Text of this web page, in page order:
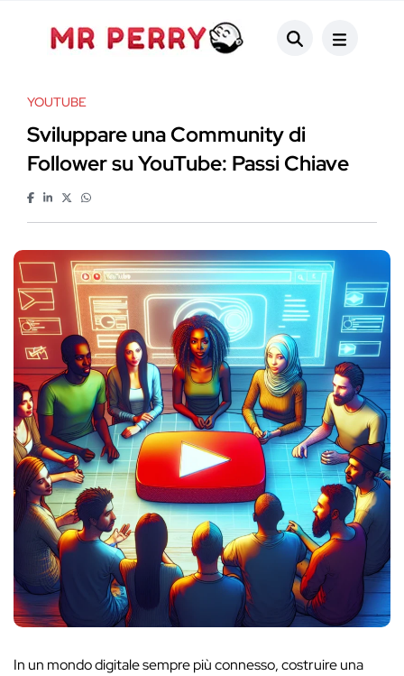
YOUTUBE
Sviluppare una Community di
Follower su YouTube: Passi Chiave
In un mondo digitale sempre più connesso, costruire una